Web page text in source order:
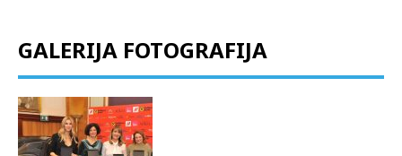
GALERIJA FOTOGRAFIJA